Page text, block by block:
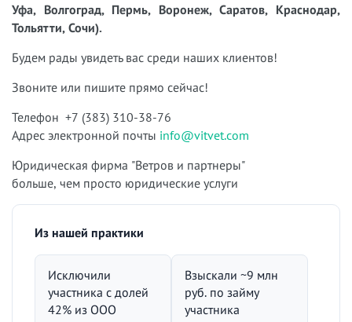
Уфа, Волгоград, Пермь, Воронеж, Саратов, Краснодар,
Тольятти, Сочи).
Будем рады увидеть вас среди наших клиентов!
Звоните или пишите прямо сейчас!
Телефон +7 (383) 310-38-76
Адрес электронной почты info@vitvet.com
Юридическая фирма "Ветров и партнеры"
больше, чем просто юридические услуги
Из нашей практики
Исключили
участника с долей
42% из ООО
Взыскали ~9 млн
руб. по займу
участника